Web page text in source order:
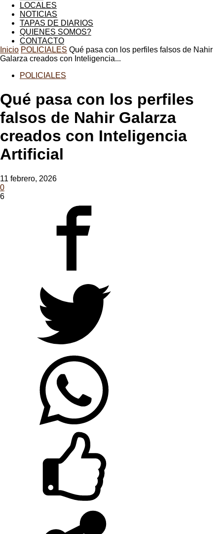
LOCALES
NOTICIAS
TAPAS DE DIARIOS
QUIENES SOMOS?
CONTACTO
Inicio POLICIALES Qué pasa con los perfiles falsos de Nahir
Galarza creados con Inteligencia...
POLICIALES
Qué pasa con los perfiles
falsos de Nahir Galarza
creados con Inteligencia
Artificial
11 febrero, 2026
0
6